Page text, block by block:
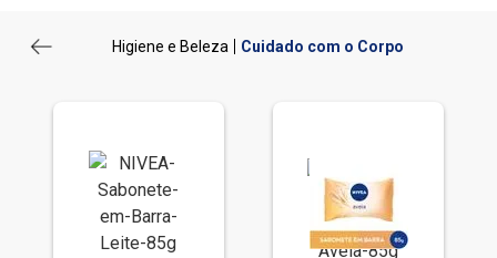
Higiene e Beleza Cuidado com o Corpo